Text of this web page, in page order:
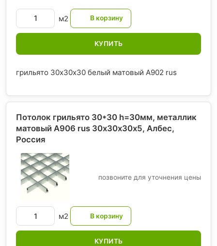
м2
КУПИТЬ
грильято 30х30х30 белый матовый А902 rus
Потолок грильято 30*30 h=30мм, металлик
матовый А906 rus 30х30х30х5, Албес,
Россия
позвоните для уточнения цены
м2
КУПИТЬ